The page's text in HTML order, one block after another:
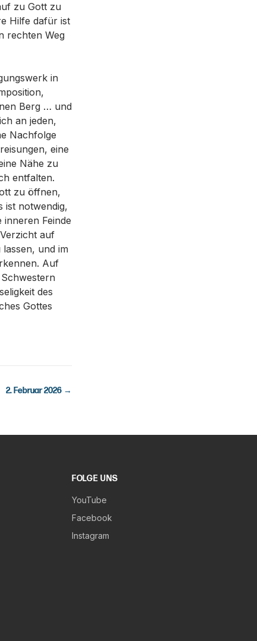
zu Gott zu
Hilfe dafür ist
rechten Weg
in
Berg … und
an jeden,
Nachfolge
eine
Nähe zu
entfalten.
zu öffnen,
ist notwendig,
Feinde
auf
und im
Auf
des
Gottes
2. Februar 2026 →
FOLGE UNS
YouTube
Facebook
Instagram